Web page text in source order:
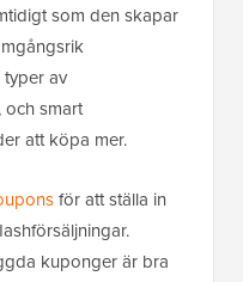
som den skapar
av
smart
att köpa mer.
för att ställa in
kuponger är bra